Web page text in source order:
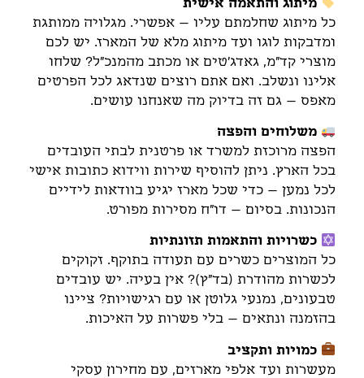
כל מיתוג שחלמתם עליו – אפשרי. מגלויה ממותגת
ומדבקות לוגו ועד מיתוג מלא של המארז. יש לכם
מוצרי קד"מ, גאדג'טים או מכתב מהמנכ"ל? שלחו
אלינו ונשלב. ואם אתם רוצים שנדאג לכל הפרטים
מאפס – גם זה בדיוק מה שאנחנו עושים.
משלוחים והפצה
הפצה מרוכזת למשרד או פרטנית לבתי העובדים
בכל הארץ. ניתן להוסיף שירות ווידוא כתובות אישי
לכל נמען – כדי שכל מארז יגיע בוודאות לידיים
הנכונות. בסיום – דו"ח מסירות מפורט.
כשרויות והתאמות תזונתיות
כל המוצרים כשרים עם תעודה בתוקף. זקוקים
לכשרות מהודרת (בד"ץ)? אין בעיה. יש עובדים
טבעונים, נמנעי גלוטן או עם רגישויות? ציינו
בהזמנה ונתאים – בלי פשרות על האיכות.
כמויות ותקציב
מעשרות ועד אלפי מארזים, עם מחירון עסקי